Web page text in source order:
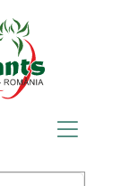
Toggle